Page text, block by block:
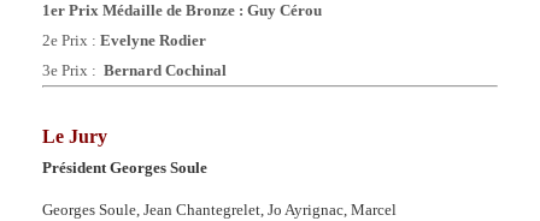
1er Prix Médaille de Bronze : Guy Cérou
2e Prix : Evelyne Rodier
3e Prix : Bernard Cochinal
Le Jury
Président Georges Soule
Georges Soule, Jean Chantegrelet, Jo Ayrignac, Marcel